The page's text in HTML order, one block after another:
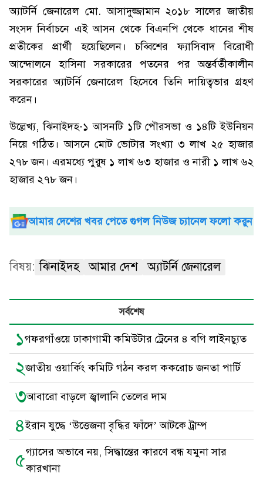
অ্যাটর্নি জেনারেল মো. আসাদুজ্জামান ২০১৮ সালের জাতীয়
সংসদ নির্বাচনে এই আসন থেকে বিএনপি থে‌কে ধানের শীষ
প্রতীকের প্রার্থী হয়েছিলেন। চব্বিশের ফ্যাসিবাদ বিরোধী
আন্দোলনে হাসিনা সরকারের পতনের পর অন্তর্বর্তীকালীন
সরকারের অ্যাটর্নি জেনারেল হিসেবে তি‌নি দায়িত্বভার গ্রহণ
করেন।
উল্লেখ্য, ঝিনাইদহ-১ আসনটি ১টি পৌরসভা ও ১৪টি ইউনিয়ন
নিয়ে গঠিত। আসনে মোট ভোটার সংখ্যা ৩ লাখ ২৫ হাজার
২৭৮ জন। এরমধ্যে পুরুষ ১ লাখ ৬৩ হাজার ও নারী ১ লাখ ৬২
হাজার ২৭৮ জন।
আমার দেশের খবর পেতে গুগল নিউজ চ্যানেল ফলো করুন
বিষয়: ঝিনাইদহ আমার দেশ অ্যাটর্নি জেনারেল
সর্বশেষ
১গফরগাঁওয়ে ঢাকাগামী কমিউটার ট্রেনের ৪ বগি লাইনচ্যুত
২জাতীয় ওয়ার্কিং কমিটি গঠন করল ককরোচ জনতা পার্টি
৩আবারো বাড়লে জ্বালানি তেলের দাম
৪ইরান যুদ্ধে ‘উত্তেজনা বৃদ্ধির ফাঁদে’ আটকে ট্রাম্প
৫গ্যাসের অভাবে নয়, সিদ্ধান্তের কারণে বন্ধ যমুনা সার
কারখানা